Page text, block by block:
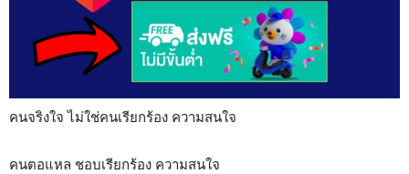
คนจริงใจ ไม่ใช่คนเรียกร้อง ความสนใจ
คนตอแหล ชอบเรียกร้อง ความสนใจ